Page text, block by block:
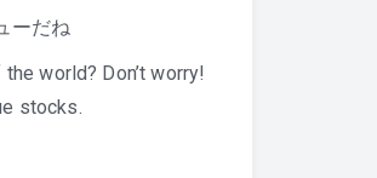
ーだね
world? Don’t worry!
stocks.